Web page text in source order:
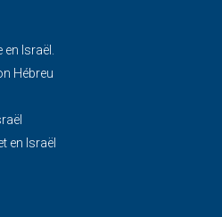
Israël.
Hébreu
en Israël